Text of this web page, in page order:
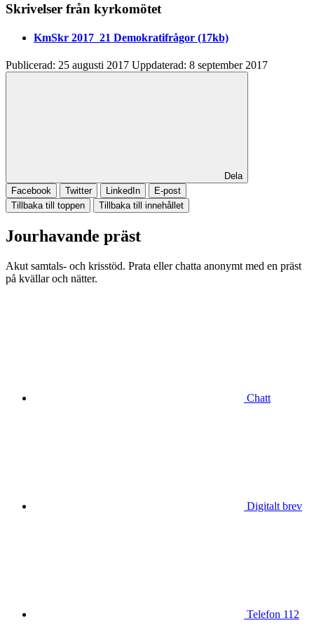
Skrivelser från kyrkomötet
KmSkr 2017_21 Demokratifrågor (17kb)
Publicerad: 25 augusti 2017 Uppdaterad: 8 september 2017
Dela
Facebook
Twitter LinkedIn
E-post
Tillbaka till toppen
Tillbaka till innehållet
Jourhavande präst
Akut samtals- och krisstöd. Prata eller chatta anonymt med en präst
på kvällar och nätter.
Chatt
Digitalt brev
Telefon 112